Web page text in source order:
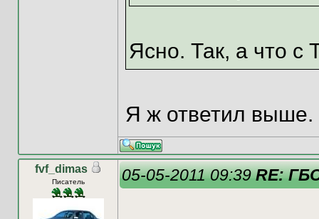
Ясно. Так, а что
Я ж ответил выше.
fvf_dimas
Писатель 05-05-2011 09:39RE: